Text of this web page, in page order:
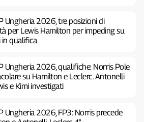
Ungheria 2026, tre posizioni di
per Lewis Hamilton per impeding su
in qualifica
Ungheria 2026, qualifiche: Norris Pole
su Hamilton e Leclerc. Antonelli
e Kimi investigati
Ungheria 2026, FP3: Norris precede